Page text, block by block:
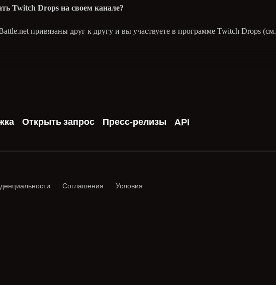
Twitch Drops на своем канале?
привязаны друг к другу и вы участвуете в программе Twitch Drops (см.